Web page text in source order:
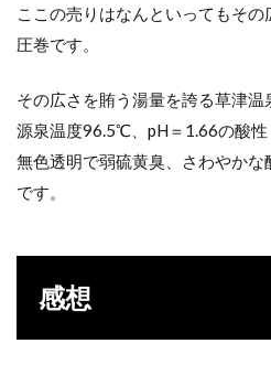
ここの売りはなんといってもその
圧巻です。
その広さを賄う湯量を誇る草津温
源泉温度96.5℃、pH＝1.66の酸性
無色透明で弱硫黄臭、さわやか
です。
感想